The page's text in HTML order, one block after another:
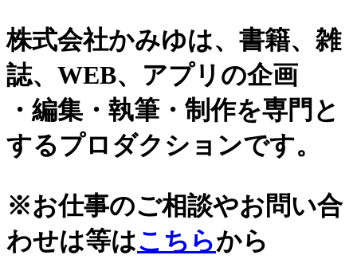
株式会社かみゆは、書籍、雑
誌、WEB、アプリの企画
・編集・執筆・制作を専門と
するプロダクションです。
※お仕事のご相談やお問い合
わせは等はこちらから